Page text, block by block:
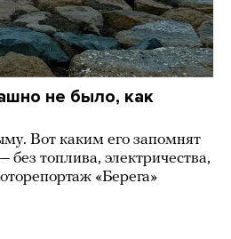
не было, как
Вот каким его запомнят
без топлива, электричества,
«Берега»